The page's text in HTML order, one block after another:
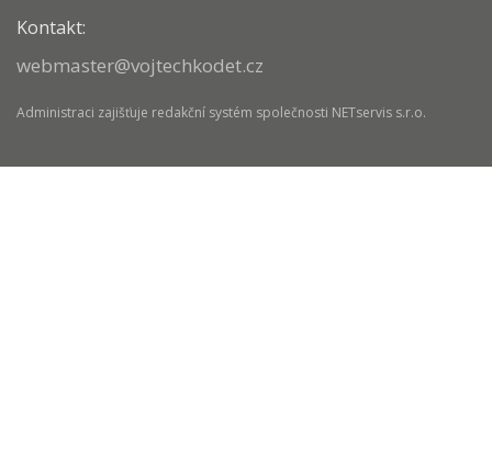
Kontakt:
webmaster@vojtechkodet.cz
Administraci zajišťuje redakční systém společnosti NETservis s.r.o.